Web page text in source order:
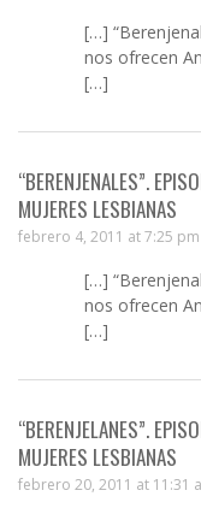
[…]
nos ofrecen
[…]
“BERENJENALES”.
MUJERES LESBIANAS
febrero 4, 2011 at 7:25
[…]
nos ofrecen
[…]
“BERENJELANES”.
MUJERES LESBIANAS
febrero 20, 2011 at 11:31